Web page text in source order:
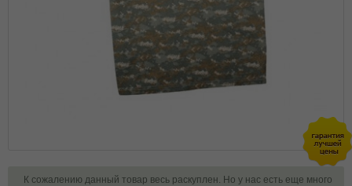
К сожалению данный товар весь раскуплен. Но у нас есть еще много